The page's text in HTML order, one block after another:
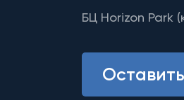
БЦ Horizon Park